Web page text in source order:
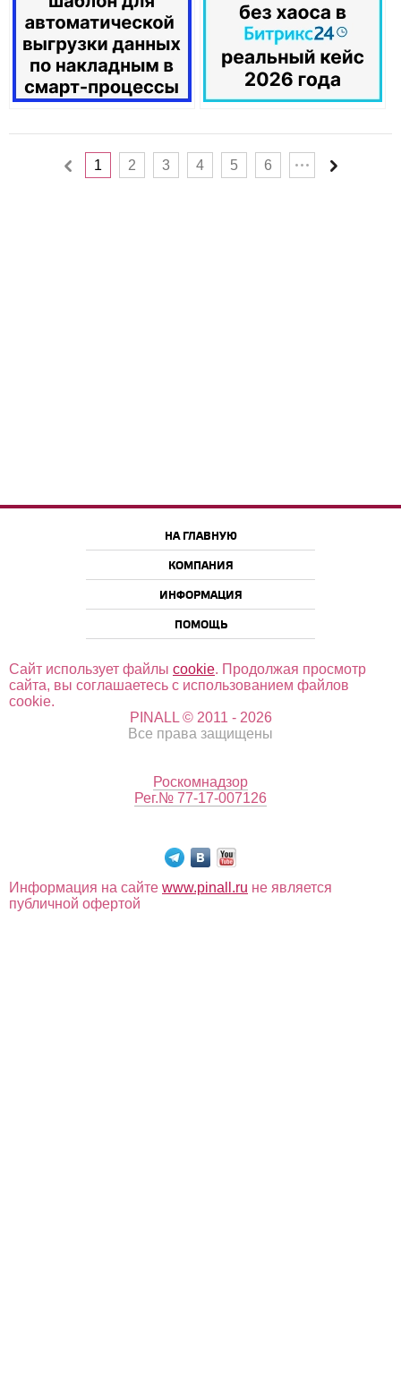
1 2 3 4 5 6
НА ГЛАВНУЮ
КОМПАНИЯ
ИНФОРМАЦИЯ
ПОМОЩЬ
Сайт использует файлы cookie. Продолжая просмотр
сайта, вы соглашаетесь с использованием файлов
cookie.
PINALL © 2011 - 2026
Все права защищены
Роскомнадзор
Рег.№ 77-17-007126
Информация на сайте www.pinall.ru не является
публичной офертой